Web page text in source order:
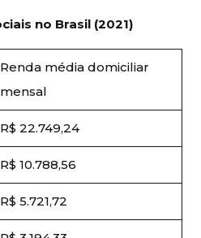
no Brasil (2021)
Renda média domiciliar
mensal
R$ 22.749,24
R$ 10.788,56
R$ 5.721,72